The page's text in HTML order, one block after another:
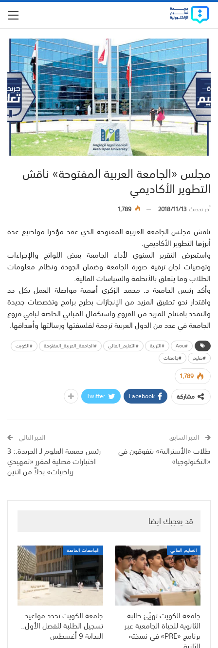
مجلس «الجامعة العربية المفتوحة» ناقش
التطوير الأكاديمي
أخر تحديث2018/11/13
1,789
ناقش مجلس الجامعة العربية المفتوحة الذي عقد مؤخرا مواضيع عدة
أبرزها التطوير الأكاديمي.
واستعرض التقرير السنوي لأداء الجامعة بعض اللوائح والإجراءات
وتوصيات لجان ترقية صورة الجامعة وضمان الجودة ونظام معلومات
الطلاب وما يتعلق بالأنظمة والسياسات المالية.
وأكد رئيس الجامعة د. محمد الزكري أهمية مواصلة العمل بكل جد
واقتدار نحو تحقيق المزيد من الإنجازات بطرح برامج وتخصصات جديدة
والتمدد بافتتاح المزيد من الفروع واستكمال المباني الخاصة لباقي فروع
الجامعة في عدد من الدول العربية ترجمة لفلسفتها ورسالتها وأهدافها.
#Aou #التربية #التعليم_العالي #الجامعة_العربية_المفتوحة
#الكويت
#تعليم
#جامعات
1,789
مشاركة
Facebook
Twitter
الخبر السابق
طلاب «الأسترالية» يتفوقون في
«التكنولوجيا»
الخبر التالي
رئيس جمعية العلوم لـ الجريدة.: 3
اختبارات فصلية لمقرر «تمهيدي
رياضيات» بدلاً من اثنين
قد يعجبك ايضا
التعليم العالي
جامعة الكويت تهيّئ طلبة
الثانوية للحياة الجامعية عبر
برنامج «PRE» في نسخته
الجامعات الخاصة
جامعة الكويت تحدد مواعيد
تسجيل الطلبة للفصل الأول..
البداية 9 أغسطس